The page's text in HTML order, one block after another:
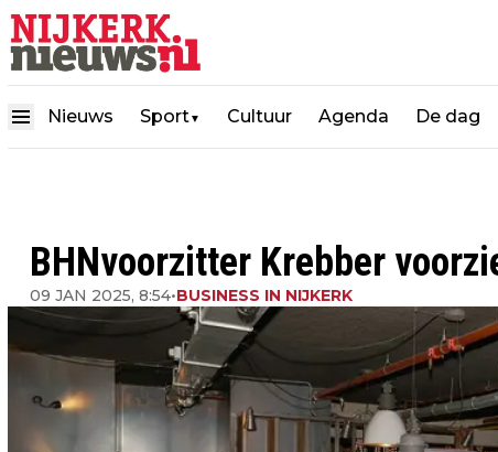
Nieuws Sport▼ Cultuur Agenda De dag
BHNvoorzitter Krebber
09 JAN 2025, 8:54•BUSINESS IN NIJKERK